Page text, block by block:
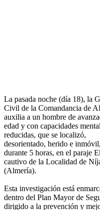
La pasada noche (día 18), la
Civil de la Comandancia de
auxilia a un hombre de
edad y con capacidades
reducidas, que se localizó,
desorientado, herido e inmóvil,
durante 5 horas, en el paraje El
cautivo de la Localidad de
(Almería).
Esta investigación está
dentro del Plan Mayor de
dirigido a la prevención y